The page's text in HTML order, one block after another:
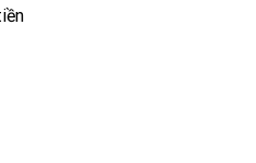
XR
thường và không được
tiến, khi bạn xem phim
đủ khả năng tái tạo